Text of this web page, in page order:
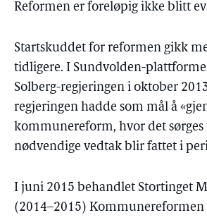
Reformen er foreløpig ikke blitt
Startskuddet for reformen gikk
tidligere. I Sundvolden-
Solberg-regjeringen i oktober
regjeringen hadde som mål å
kommunereform, hvor det sørges
nødvendige vedtak blir fattet i
I juni 2015 behandlet Stortinget
(2014–2015) Kommunereformen